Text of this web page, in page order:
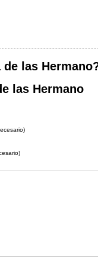
las
las Hermano